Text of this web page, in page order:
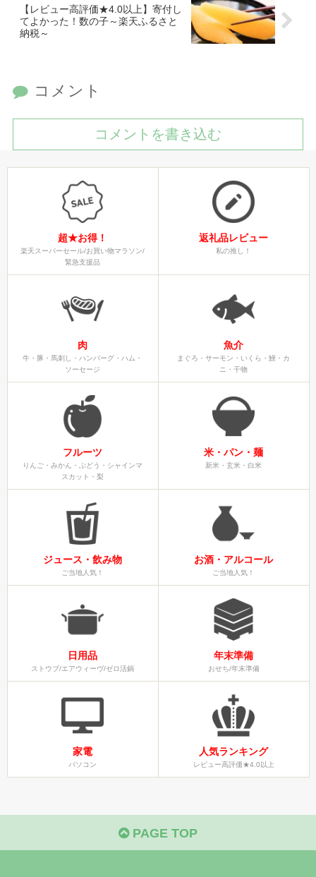
【レビュー高評価★4.0以上】寄付し
てよかった！数の子～楽天ふるさと
納税～
コメント
コメントを書き込む
超★お得！
楽天スーパーセール/お買い物マラソン/
緊急支援品
返礼品レビュー
私の推し！
肉
牛・豚・馬刺し・ハンバーグ・ハム・
ソーセージ
魚介
まぐろ・サーモン・いくら・鰻・カ
ニ・干物
フルーツ
りんご・みかん・ぶどう・シャインマ
スカット・梨
米・パン・麺
新米・玄米・白米
ジュース・飲み物
ご当地人気！
お酒・アルコール
ご当地人気！
日用品
ストウブ/エアウィーヴ/ゼロ活鍋
年末準備
おせち/年末準備
家電
パソコン
人気ランキング
レビュー高評価★4.0以上
PAGE TOP